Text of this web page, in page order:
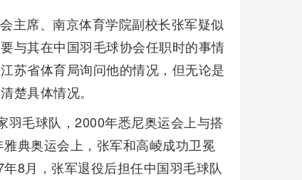
主席、南京体育学院副校长张军疑似
与其在中国羽毛球协会任职时的事情
苏省体育局询问他的情况，但无论是
楚具体情况。
毛球队，2000年悉尼奥运会上与搭
典奥运会上，张军和高崚成功卫冕
8月，张军退役后担任中国羽毛球队